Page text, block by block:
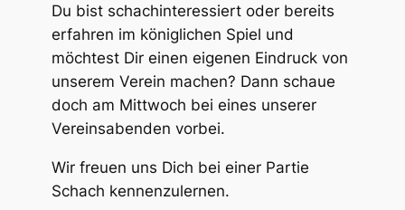
Du bist schachinteressiert oder bereits
erfahren im königlichen Spiel und
möchtest Dir einen eigenen Eindruck von
unserem Verein machen? Dann schaue
doch am Mittwoch bei eines unserer
Vereinsabenden vorbei.
Wir freuen uns Dich bei einer Partie
Schach kennenzulernen.